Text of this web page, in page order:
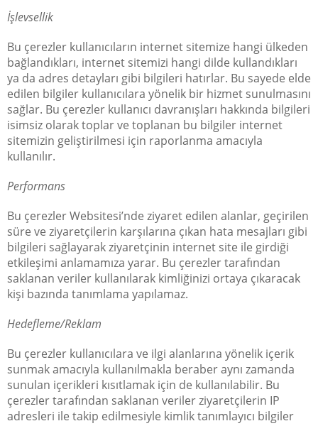
İşlevsellik
Bu çerezler kullanıcıların internet sitemize hangi ülkeden
bağlandıkları, internet sitemizi hangi dilde kullandıkları
ya da adres detayları gibi bilgileri hatırlar. Bu sayede elde
edilen bilgiler kullanıcılara yönelik bir hizmet sunulmasını
sağlar. Bu çerezler kullanıcı davranışları hakkında bilgileri
isimsiz olarak toplar ve toplanan bu bilgiler internet
sitemizin geliştirilmesi için raporlanma amacıyla
kullanılır.
Performans
Bu çerezler Websitesi’nde ziyaret edilen alanlar, geçirilen
süre ve ziyaretçilerin karşılarına çıkan hata mesajları gibi
bilgileri sağlayarak ziyaretçinin internet site ile girdiği
etkileşimi anlamamıza yarar. Bu çerezler tarafından
saklanan veriler kullanılarak kimliğinizi ortaya çıkaracak
kişi bazında tanımlama yapılamaz.
Hedefleme/Reklam
Bu çerezler kullanıcılara ve ilgi alanlarına yönelik içerik
sunmak amacıyla kullanılmakla beraber aynı zamanda
sunulan içerikleri kısıtlamak için de kullanılabilir. Bu
çerezler tarafından saklanan veriler ziyaretçilerin IP
adresleri ile takip edilmesiyle kimlik tanımlayıcı bilgiler